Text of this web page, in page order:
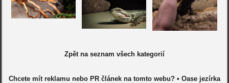
Zpět na seznam všech kategorií
Chcete mít reklamu nebo PR článek na tomto webu?• Oase jezírka